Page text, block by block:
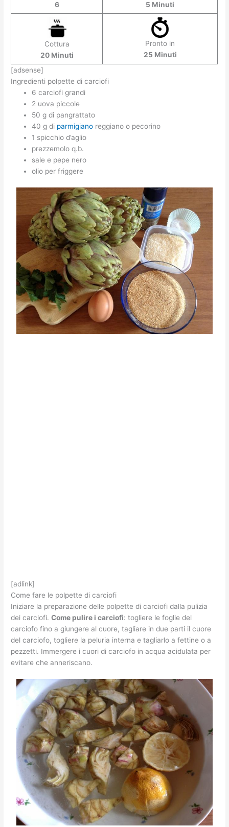
6
5 Minuti
Cottura
20 Minuti
Pronto in
25 Minuti
[adsense]
Ingredienti polpette di carciofi
6 carciofi grandi
2 uova piccole
50 g di pangrattato
40 g di parmigiano reggiano o pecorino
1 spicchio d’aglio
prezzemolo q.b.
sale e pepe nero
olio per friggere
[adlink]
Come fare le polpette di carciofi
Iniziare la preparazione delle polpette di carciofi dalla pulizia
dei carciofi.Come pulire i carciofi: togliere le foglie del
carciofo fino a giungere al cuore, tagliare in due parti il cuore
del carciofo, togliere la peluria interna e tagliarlo a fettine o a
pezzetti. Immergere i cuori di carciofo in acqua acidulata per
evitare che anneriscano.